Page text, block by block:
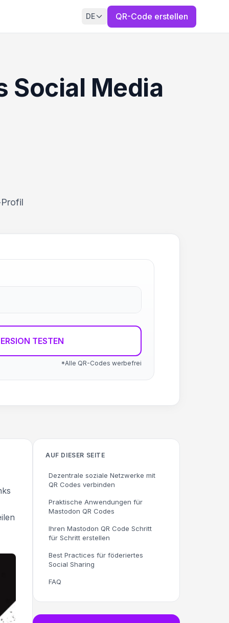
DE QR-Code erstellen
Social Media
TESTEN
*Alle QR-Codes werbefrei
AUF DIESER SEITE
Dezentrale soziale Netzwerke mit
QR Codes verbinden
Praktische Anwendungen für
Mastodon QR Codes
Ihren Mastodon QR Code Schritt
für Schritt erstellen
Best Practices für föderiertes
Social Sharing
FAQ